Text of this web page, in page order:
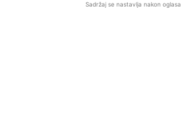
Sadržaj se nastavlja nakon oglasa